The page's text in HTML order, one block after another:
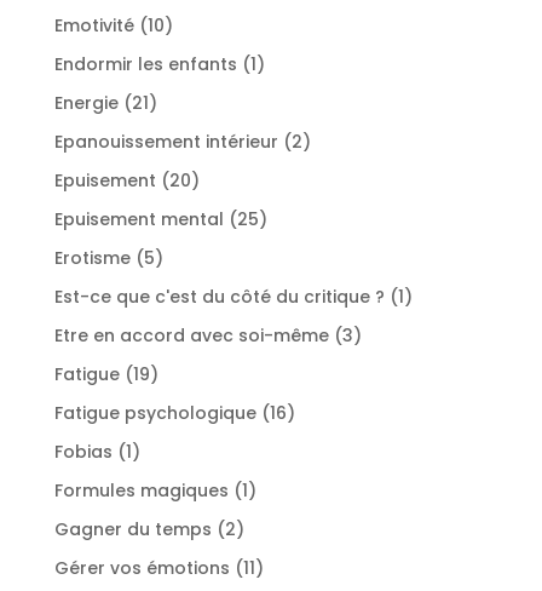
produits
Emotivité 1010
produits
Endormir les enfants 11
Energie 2121
produits
Epanouissement intérieur 22
Epuisement 2020
produits
Epuisement mental 2525
Erotisme 55
produits
Est-ce que c'est du côté du critique ? 11
Etre en accord avec soi-même 33
Fatigue 1919
produits
Fatigue psychologique 1616
Fobias 11
produit
Formules magiques 11
Gagner du temps 22
produits
Gérer vos émotions 1111